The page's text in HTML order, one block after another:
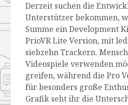
Derzeit suchen die
Unterstützer bekommen,
Summe ein Development
PrioVR Lite Version, mit
siebzehn Trackern.
Videospiele verwenden
greifen, während die Pro
für besonders große
Grafik seht ihr die